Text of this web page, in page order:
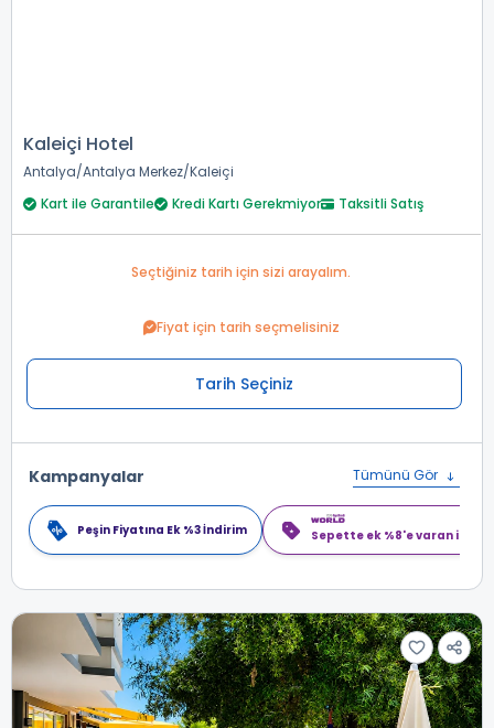
Kaleiçi Hotel
Antalya Antalya Merkez Kaleiçi
Kart ile Garantile
Kredi Kartı Gerekmiyor Taksitli Satış
Seçtiğiniz tarih için sizi arayalım.
Fiyat için tarih seçmelisiniz
Tarih Seçiniz
Kampanyalar Tümünü Gör
Peşin Fiyatına Ek %3 İndirim Sepette ek %8'e varan